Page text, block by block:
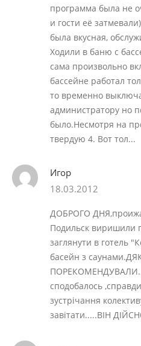
программа была не
и гости её
была вкусная,
Ходили в баню с
сама произвольно
бассейне работал
то временно
администратору но
было.Несмотря на
твердую 4. Вот тол...
Игор
18.03.2012
ДОБРОГО
Подильск виришили
заглянути в готель
басейн з
сподобалось
зустрічання
завітати.....ВІН